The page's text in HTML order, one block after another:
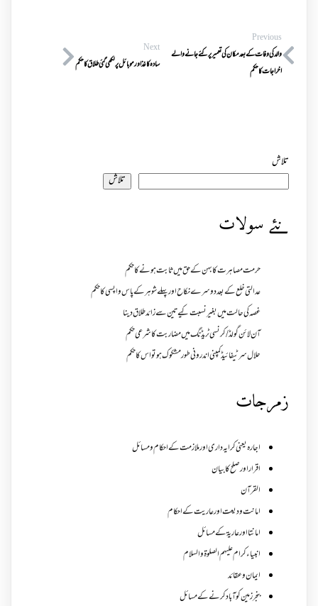
Previous
والد کی وفات کے بعد مکان کی تعمیر پر کئے جانے والے
اخراجات کا حکم
Next
سادہ کاغذ اور موبائل پر لکھی گئی طلاق کا حکم
تلاش
تلاش
نئے سولات
حرمت مصاہرت کا بہن کے حق میں ثابت ہونے کا حکم
عدالتی خلع کے بعد دوسرے نکاح اور پہلے شوہر کے پاس واپسی کا حکم
غصہ کی حالت میں بغیر نسبت کیے تین سے زائد طلاق دینا
آن لائن گولڈ /کرنسی ٹریڈنگ میں مضاربت کا شرعی حکم
حلال سرٹیفائیڈ کمپنی اندرونی طور مشکوک ہو تو اس کا حکم
زمرجات
اجارہ یعنی کرایہ داری اور ملازمت کے احکام و مسائل
اقرار اور صلح کا بیان
القرآن
امانت ودیعت اورعاریت کے احکام
امانتا اور عاریة کے مسائل
انبیاء کرام علیہم الصلوۃ والسلام
ایمان وعقائد
بنجر زمین کو آباد کرنے کے مسائل